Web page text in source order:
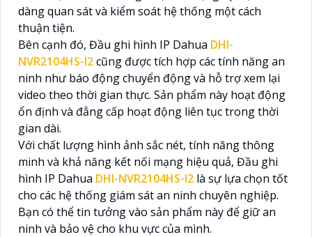
dàng quan sát và kiểm soát hệ thống một cách
thuận tiện.
Bên cạnh đó, Đầu ghi hình IP Dahua DHI-
NVR2104HS-I2cũng được tích hợp các tính năng an
ninh như báo động chuyển động và hỗ trợ xem lại
video theo thời gian thực. Sản phẩm này hoạt động
ổn định và đẳng cấp hoạt động liên tục trong thời
gian dài.
Với chất lượng hình ảnh sắc nét, tính năng thông
minh và khả năng kết nối mạng hiệu quả, Đầu ghi
hình IP Dahua DHI-NVR2104HS-I2 là sự lựa chọn tốt
cho các hệ thống giám sát an ninh chuyên nghiệp.
Bạn có thể tin tưởng vào sản phẩm này để giữ an
ninh và bảo vệ cho khu vực của mình.